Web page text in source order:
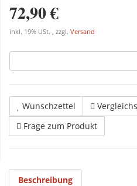
72,90 €
inkl. 19% USt. , zzgl. Versand
Wunschzettel
Frage zum Produkt
Beschreibung